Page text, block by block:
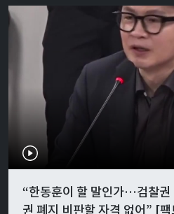
“한동훈이 할 말인가…검찰권
권 폐지 비판할 자격 없어” [